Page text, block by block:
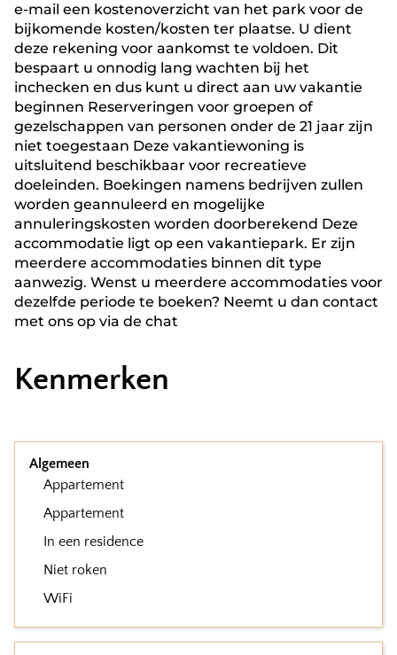
e-mail een kostenoverzicht van het park voor de
bijkomende kosten/kosten ter plaatse. U dient
deze rekening voor aankomst te voldoen. Dit
bespaart u onnodig lang wachten bij het
inchecken en dus kunt u direct aan uw vakantie
beginnen Reserveringen voor groepen of
gezelschappen van personen onder de 21 jaar zijn
niet toegestaan Deze vakantiewoning is
uitsluitend beschikbaar voor recreatieve
doeleinden. Boekingen namens bedrijven zullen
worden geannuleerd en mogelijke
annuleringskosten worden doorberekend Deze
accommodatie ligt op een vakantiepark. Er zijn
meerdere accommodaties binnen dit type
aanwezig. Wenst u meerdere accommodaties voor
dezelfde periode te boeken? Neemt u dan contact
met ons op via de chat
Kenmerken
Algemeen
Appartement
Appartement
In een residence
Niet roken
WiFi